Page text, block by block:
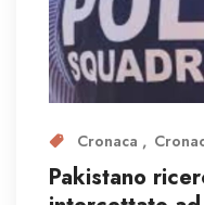
Cronaca
Pakistano